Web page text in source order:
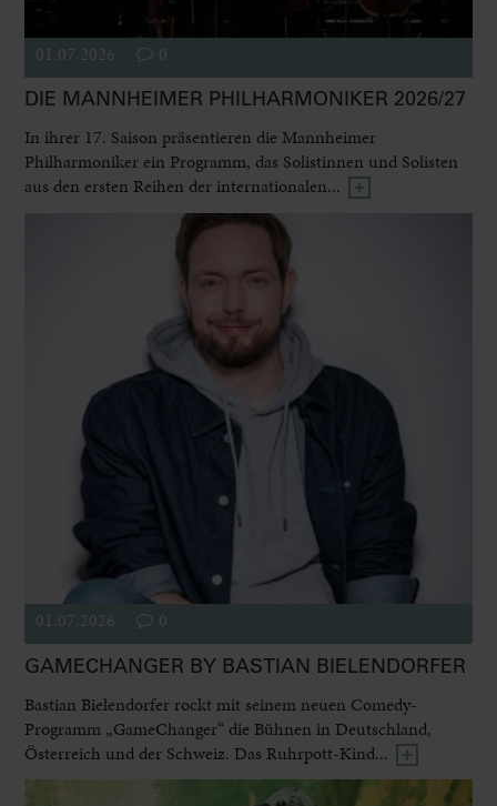
01.07.2026 0
DIE MANNHEIMER PHILHARMONIKER 2026/27
In ihrer 17. Saison präsentieren die Mannheimer
Philharmoniker ein Programm, das Solistinnen und Solisten
aus den ersten Reihen der internationalen...
01.07.2026 0
GAMECHANGER BY BASTIAN BIELENDORFER
Bastian Bielendorfer rockt mit seinem neuen Comedy-
Programm „GameChanger“ die Bühnen in Deutschland,
Österreich und der Schweiz. Das Ruhrpott-Kind...